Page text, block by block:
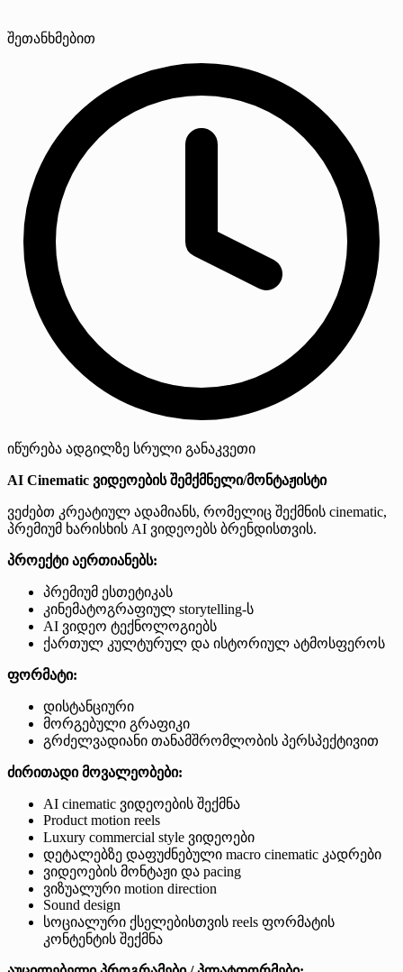
შეთანხმებით
იწურება ადგილზე სრული განაკვეთი
AI Cinematic ვიდეოების შემქმნელი/მონტაჟისტი
ვეძებთ კრეატიულ ადამიანს, რომელიც შექმნის cinematic,
პრემიუმ ხარისხის AI ვიდეოებს ბრენდისთვის.
პროექტი აერთიანებს:
პრემიუმ ესთეტიკას
კინემატოგრაფიულ storytelling-ს
AI ვიდეო ტექნოლოგიებს
ქართულ კულტურულ და ისტორიულ ატმოსფეროს
ფორმატი:
დისტანციური
მორგებული გრაფიკი
გრძელვადიანი თანამშრომლობის პერსპექტივით
ძირითადი მოვალეობები:
AI cinematic ვიდეოების შექმნა
Product motion reels
Luxury commercial style ვიდეოები
დეტალებზე დაფუძნებული macro cinematic კადრები
ვიდეოების მონტაჟი და pacing
ვიზუალური motion direction
Sound design
სოციალური ქსელებისთვის reels ფორმატის
კონტენტის შექმნა